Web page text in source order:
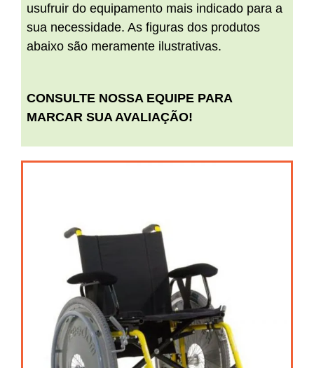
usufruir do equipamento mais indicado para a
sua necessidade. As figuras dos produtos
abaixo são meramente ilustrativas.
CONSULTE NOSSA EQUIPE PARA
MARCAR SUA AVALIAÇÃO!